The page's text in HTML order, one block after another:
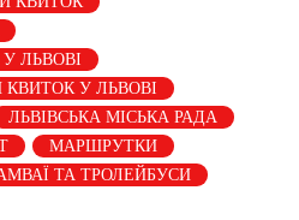
ЛЬВОВІ
У ЛЬВОВІ
ЛЬВІВСЬКА МІСЬКА РАДА
МАРШРУТКИ
ТА ТРОЛЕЙБУСИ